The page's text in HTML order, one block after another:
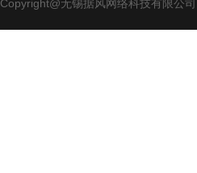
Copyright@无锡据风网络科技有限公司